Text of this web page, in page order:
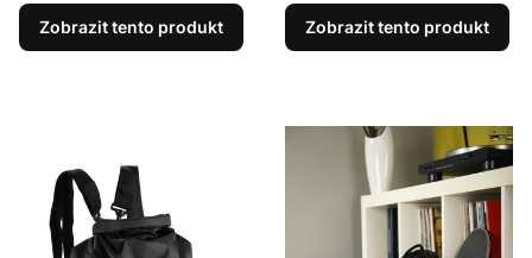
Zobrazit tento produkt Zobrazit tento produkt